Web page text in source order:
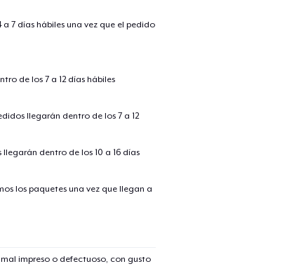
7 días hábiles una vez que el pedido
de los 7 a 12 días hábiles
llegarán dentro de los 7 a 12
dentro de los 10 a 16 días
los paquetes una vez que llegan a
impreso o defectuoso, con gusto